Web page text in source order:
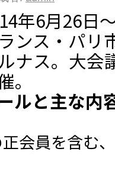
年6月26日
ンス・パリ
ナス。大会
。
ルと主な内
正会員を含む